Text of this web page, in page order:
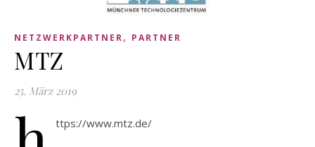
NETZWERKPARTNER, PARTNER
MTZ
25. März 2019
ttps://www.mtz.de/